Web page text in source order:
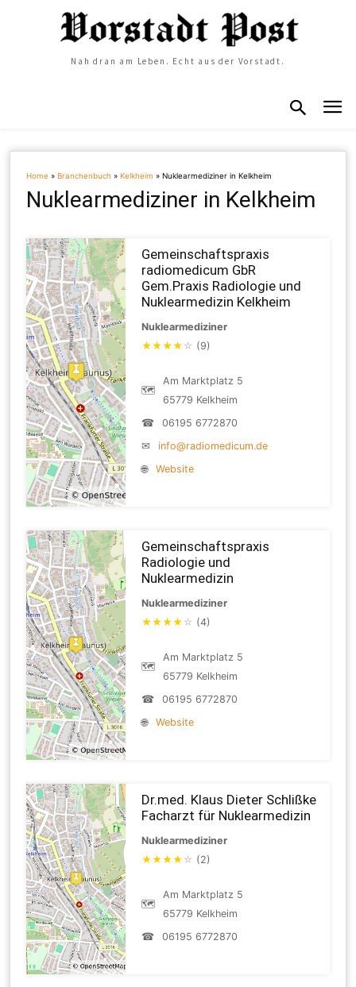
Nah dran am Leben. Echt aus der Vorstadt.
Home »Branchenbuch »Kelkheim »Nuklearmediziner in Kelkheim
Nuklearmediziner in Kelkheim
Gemeinschaftspraxis
radiomedicum GbR
Gem.Praxis Radiologie und
Nuklearmedizin Kelkheim
Nuklearmediziner
★★★★ ☆ (9)
🗺
Am Marktplatz 5
65779 Kelkheim
☎
06195 6772870
✉
info@radiomedicum.de
🌐
Website
Gemeinschaftspraxis
Radiologie und
Nuklearmedizin
Nuklearmediziner
★★★★ ☆ (4)
🗺
Am Marktplatz 5
65779 Kelkheim
☎
06195 6772870
🌐
Website
Dr.med. Klaus Dieter Schlißke
Facharzt für Nuklearmedizin
Nuklearmediziner
★★★★ ☆ (2)
🗺
Am Marktplatz 5
65779 Kelkheim
☎
06195 6772870